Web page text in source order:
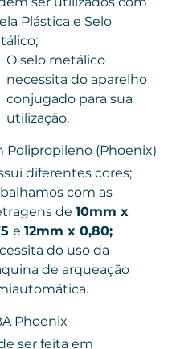
Plástica e Selo
O selo metálico
necessita do aparelho
conjugado para sua
utilização.
Polipropileno (Phoenix)
diferentes cores;
com as
de 10mm x
e 12mm x 0,80;
do uso da
de arqueação
Phoenix
ser feita em